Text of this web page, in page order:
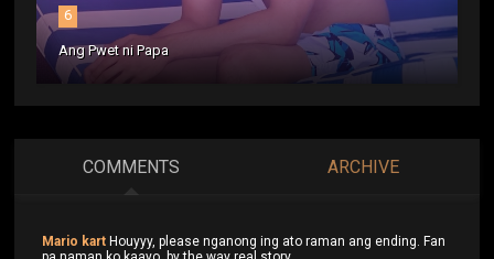
6
Ang Pwet ni Papa
COMMENTS ARCHIVE
Mario kart Houyyy, please nganong ing ato raman ang ending. Fan